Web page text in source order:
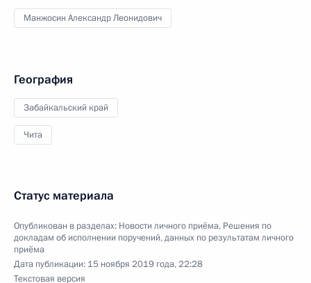
Манжосин Александр Леонидович
География
Забайкальский край
Чита
Статус материала
Опубликован в разделах: Новости личного приёма, Решения по
докладам об исполнении поручений, данных по результатам личного
приёма
Дата публикации: 15 ноября 2019 года, 22:28
Текстовая версия